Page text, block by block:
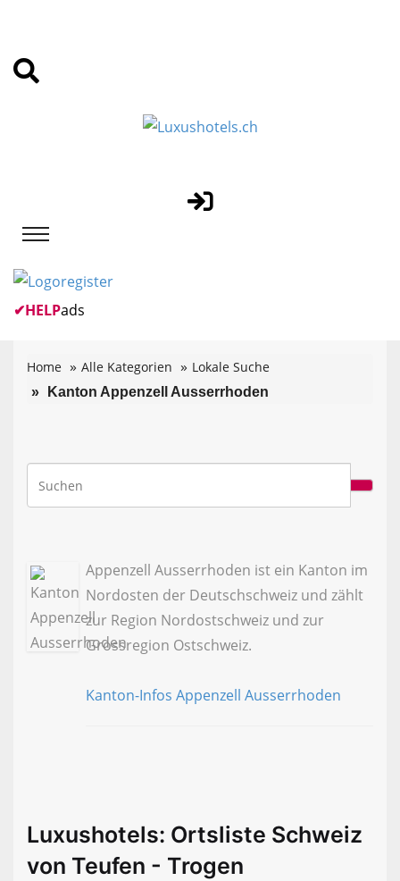
✔HELPads
Home Alle Kategorien Lokale Suche
Kanton Appenzell Ausserrhoden
Appenzell Ausserrhoden ist ein Kanton im
Nordosten der Deutschschweiz und zählt
zur Region Nordostschweiz und zur
Grossregion Ostschweiz.
Kanton-Infos Appenzell Ausserrhoden
Luxushotels: Ortsliste Schweiz
von Teufen - Trogen